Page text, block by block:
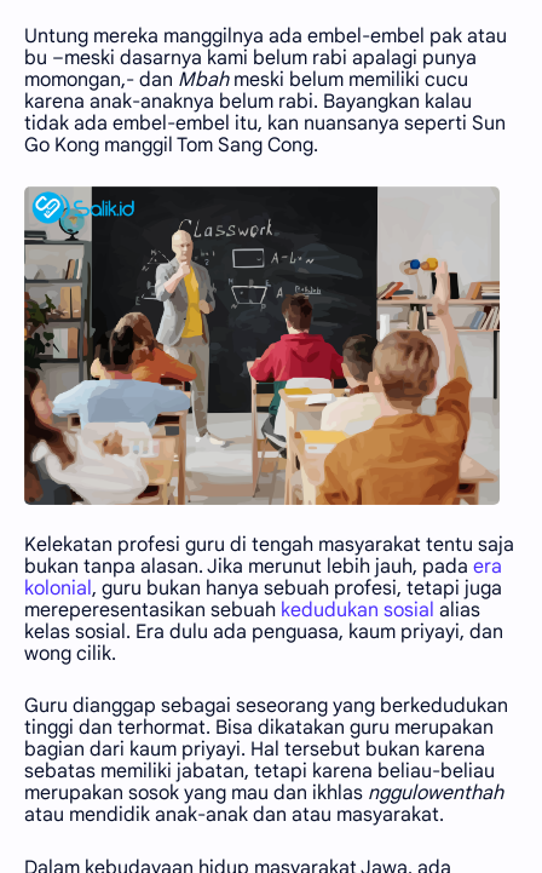
Untung mereka manggilnya ada embel-embel pak atau
bu –meski dasarnya kami belum rabi apalagi punya
momongan,- dan Mbahmeski belum memiliki cucu
karena anak-anaknya belum rabi. Bayangkan kalau
tidak ada embel-embel itu, kan nuansanya seperti Sun
Go Kong manggil Tom Sang Cong.
Kelekatan profesi guru di tengah masyarakat tentu saja
bukan tanpa alasan. Jika merunut lebih jauh, pada era
kolonial, guru bukan hanya sebuah profesi, tetapi juga
mereperesentasikan sebuah kedudukan sosial alias
kelas sosial. Era dulu ada penguasa, kaum priyayi, dan
wong cilik.
Guru dianggap sebagai seseorang yang berkedudukan
tinggi dan terhormat. Bisa dikatakan guru merupakan
bagian dari kaum priyayi. Hal tersebut bukan karena
sebatas memiliki jabatan, tetapi karena beliau-beliau
merupakan sosok yang mau dan ikhlas nggulowenthah
atau mendidik anak-anak dan atau masyarakat.
Dalam kebudayaan hidup masyarakat Jawa, ada